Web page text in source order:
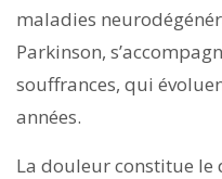
maladies
Parkinson,
souffrances, qui
années.
La douleur constitue